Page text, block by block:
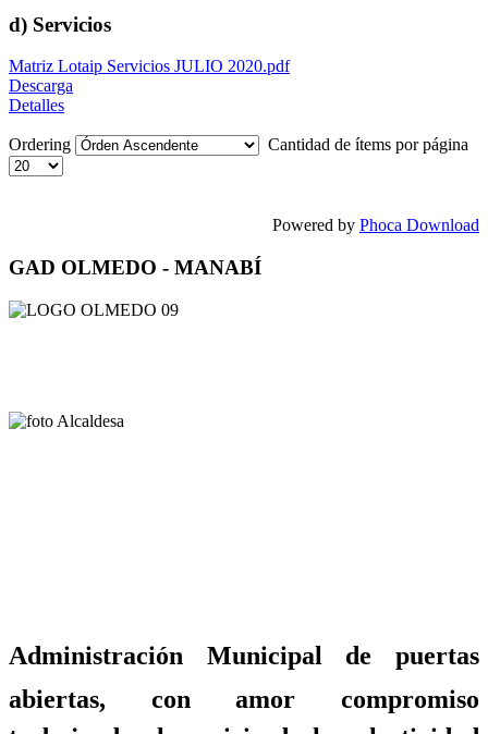
d) Servicios
Matriz Lotaip Servicios JULIO 2020.pdf
Descarga
Detalles
Ordering Cantidad de ítems por página
Powered by Phoca Download
GAD OLMEDO - MANABÍ
Administración Municipal de puertas
abiertas, con amor compromiso